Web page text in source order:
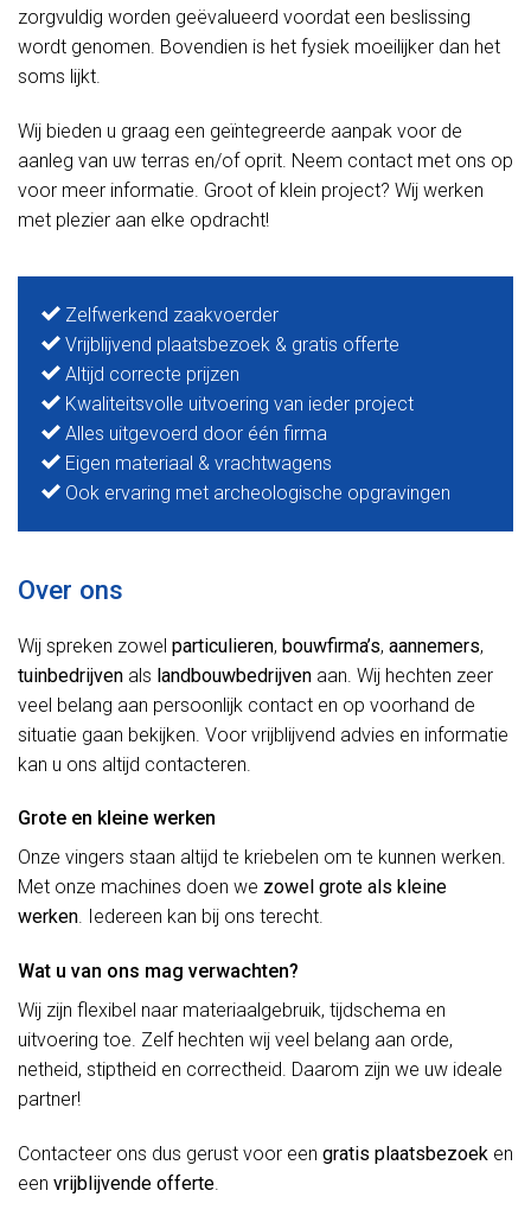
zorgvuldig worden geëvalueerd voordat een beslissing
wordt genomen. Bovendien is het fysiek moeilijker dan het
soms lijkt.
Wij bieden u graag een geïntegreerde aanpak voor de
aanleg van uw terras en/of oprit. Neem contact met ons op
voor meer informatie. Groot of klein project? Wij werken
met plezier aan elke opdracht!
Zelfwerkend zaakvoerder
Vrijblijvend plaatsbezoek & gratis offerte
Altijd correcte prijzen
Kwaliteitsvolle uitvoering van ieder project
Alles uitgevoerd door één firma
Eigen materiaal & vrachtwagens
Ook ervaring met archeologische opgravingen
Over ons
Wij spreken zowel particulieren, bouwfirma’s, aannemers,
tuinbedrijven als landbouwbedrijven aan. Wij hechten zeer
veel belang aan persoonlijk contact en op voorhand de
situatie gaan bekijken. Voor vrijblijvend advies en informatie
kan u ons altijd contacteren.
Grote en kleine werken
Onze vingers staan altijd te kriebelen om te kunnen werken.
Met onze machines doen we zowel grote als kleine
werken. Iedereen kan bij ons terecht.
Wat u van ons mag verwachten?
Wij zijn flexibel naar materiaalgebruik, tijdschema en
uitvoering toe. Zelf hechten wij veel belang aan orde,
netheid, stiptheid en correctheid. Daarom zijn we uw ideale
partner!
Contacteer ons dus gerust voor een gratis plaatsbezoek en
een vrijblijvende offerte.